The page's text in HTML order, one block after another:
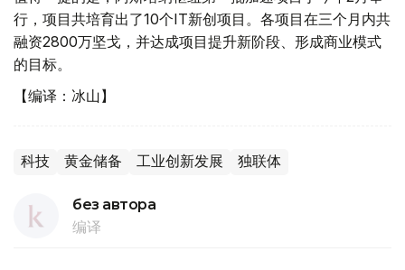
行，项目共培育出了10个IT新创项目。各项目在三个月内共
融资2800万坚戈，并达成项目提升新阶段、形成商业模式
的目标。
【编译：冰山】
科技 黄金储备 工业创新发展 独联体
без автора
编译